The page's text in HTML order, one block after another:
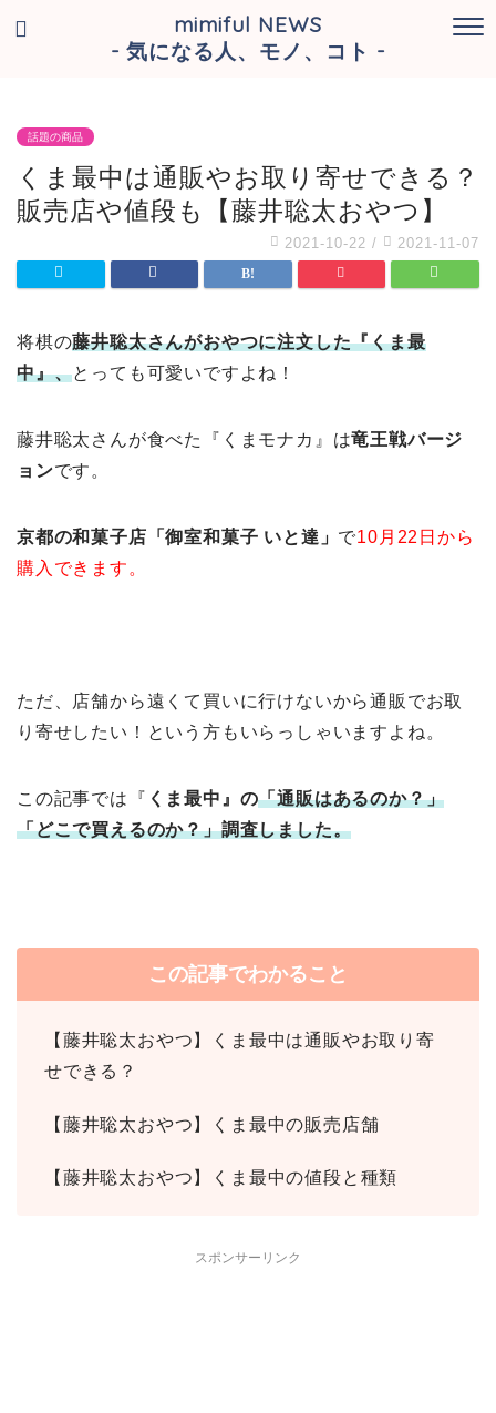
mimiful NEWS
- 気になる人、モノ、コト -
話題の商品
くま最中は通販やお取り寄せできる？
販売店や値段も【藤井聡太おやつ】
2021-10-22 / 2021-11-07
将棋の藤井聡太さんがおやつに注文した『くま最
中』、とっても可愛いですよね！
藤井聡太さんが食べた『くまモナカ』は竜王戦バージ
ョンです。
京都の和菓子店「御室和菓子 いと達」 で10月22日から
購入できます。
ただ、店舗から遠くて買いに行けないから通販でお取
り寄せしたい！という方もいらっしゃいますよね。
この記事では『 くま最中』の「通販はあるのか？」
「どこで買えるのか？」調査しました。
この記事でわかること
【藤井聡太おやつ】くま最中は通販やお取り寄
せできる？
【藤井聡太おやつ】くま最中の販売店舗
【藤井聡太おやつ】くま最中の値段と種類
スポンサーリンク